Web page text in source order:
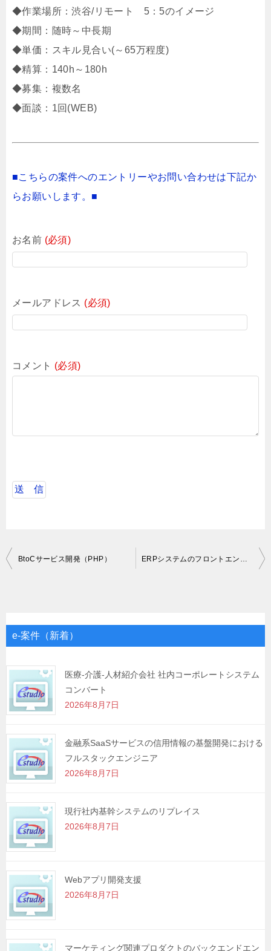
◆作業場所：渋谷/リモート 5：5のイメージ
◆期間：随時～中長期
◆単価：スキル見合い(～65万程度)
◆精算：140h～180h
◆募集：複数名
◆面談：1回(WEB)
■こちらの案件へのエントリーやお問い合わせは下記か
らお願いします。■
お名前 (必須)
メールアドレス (必須)
コメント (必須)
投
ゲ
シ
ョ
ン
BtoCサービス開発（PHP） ERPシステムのフロントエンドフレームワーク刷新
e-案件（新着）
医療-介護-人材紹介会社 社内コーポレートシステム
コンバート
2026年8月7日
金融系SaaSサービスの信用情報の基盤開発における
フルスタックエンジニア
2026年8月7日
現行社内基幹システムのリプレイス
2026年8月7日
Webアプリ開発支援
2026年8月7日
マーケティング関連プロダクトのバックエンドエン